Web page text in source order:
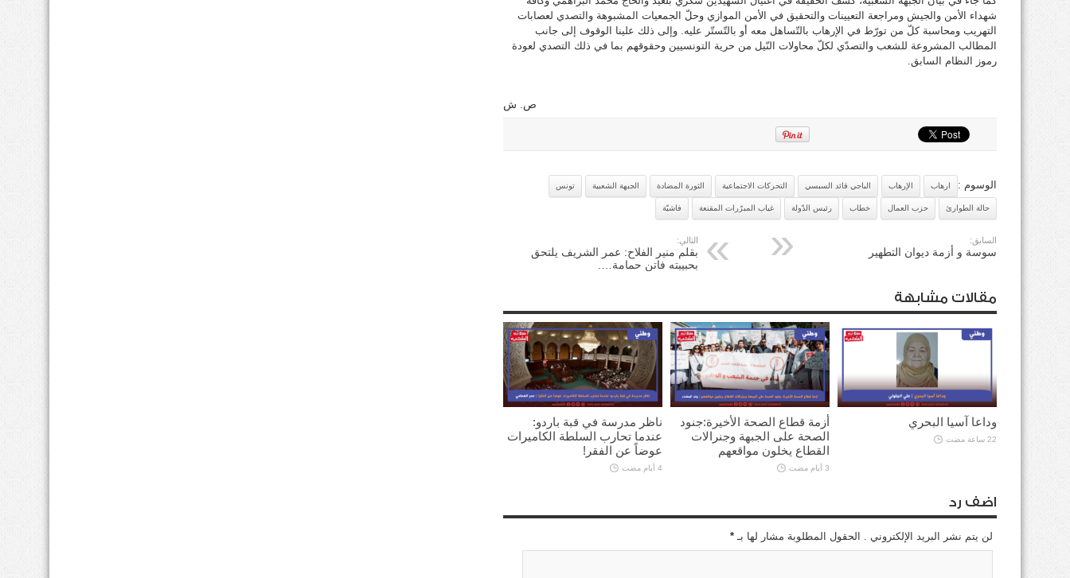
شهداء الأمن والجيش ومراجعة التعيينات والتحقيق في الأمن الموازي وحلّ الجمعيات المشبوهة والتصدي لعصابات
التهريب ومحاسبة كلّ من تورّط في الإرهاب بالتّساهل معه أو بالتّستّر عليه. وإلى ذلك علينا الوقوف إلى جانب
المطالب المشروعة للشعب والتصدّي لكلّ محاولات النّيل من حرية التونسيين وحقوقهم بما في ذلك التصدي لعودة
رموز النظام السابق.
ص. ش
الوسوم : ارهاب الإرهاب الباجي قائد السبسي التحركات الاجتماعية الثورة المضادة الجبهة الشعبية تونس
حالة الطوارئ حزب العمال خطاب رئيس الدّولة غياب المبرّرات المقنعة فاشيّة
السابق:
سوسة و أزمة ديوان التطهير
التالي:
بقلم منير الفلاح: عمر الشريف يلتحق
بحبيبته فاتن حمامة….
مقالات مشابهة
وداعا آسيا البحري
22 ساعة مضت
أزمة قطاع الصحة الأخيرة:جنود
الصحة على الجبهة وجنرالات
القطاع يخلون مواقعهم
3 أيام مضت
ناظر مدرسة في قبة باردو:
عندما تحارب السلطة الكاميرات
عوضاً عن الفقر!
4 أيام مضت
اضف رد
لن يتم نشر البريد الإلكتروني . الحقول المطلوبة مشار لها بـ *